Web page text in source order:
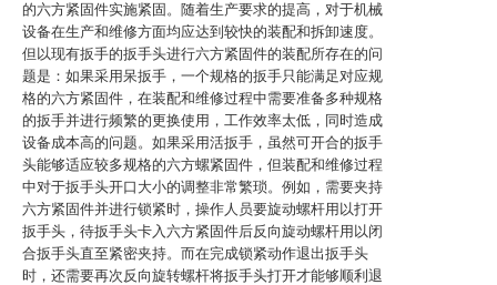
的六方紧固件实施紧固。随着生产要求的提高，对于机械
设备在生产和维修方面均应达到较快的装配和拆卸速度。
但以现有扳手的扳手头进行六方紧固件的装配所存在的问
题是：如果采用呆扳手，一个规格的扳手只能满足对应规
格的六方紧固件，在装配和维修过程中需要准备多种规格
的扳手并进行频繁的更换使用，工作效率太低，同时造成
设备成本高的问题。如果采用活扳手，虽然可开合的扳手
头能够适应较多规格的六方螺紧固件，但装配和维修过程
中对于扳手头开口大小的调整非常繁琐。例如，需要夹持
六方紧固件并进行锁紧时，操作人员要旋动螺杆用以打开
扳手头，待扳手头卡入六方紧固件后反向旋动螺杆用以闭
合扳手头直至紧密夹持。而在完成锁紧动作退出扳手头
时，还需要再次反向旋转螺杆将扳手头打开才能够顺利退